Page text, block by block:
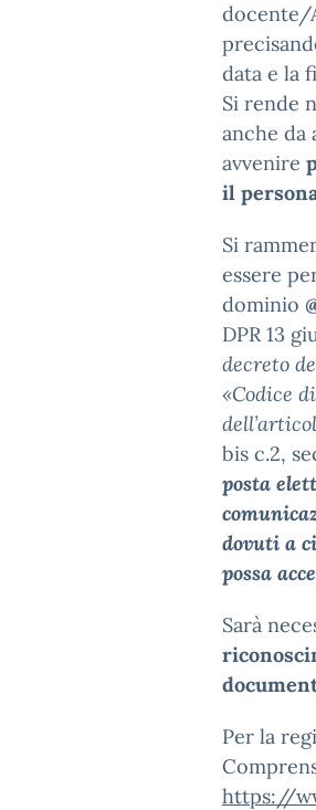
docente/
data e la
Si rende
anche
avvenire
il
Si
essere
dominio
DPR 13
decreto
«Codice
bis c.2,
posta
dovuti a
possa
Sarà
Per la
https://